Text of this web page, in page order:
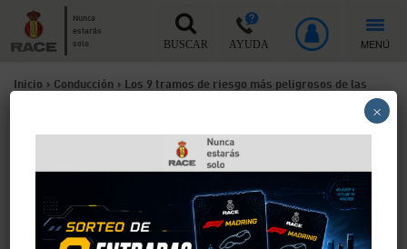
Nunca
estarás
solo
BUSCAR AYUDA MENÚ
Inicio > Conducción > Los 9 tramos de riesgo más peligrosos de las
Los 9 tramos de riesgo más
peligrosos de las carreteras
españolas
×